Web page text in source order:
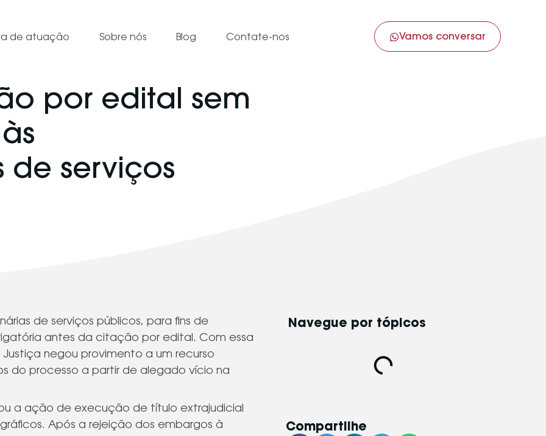
de atuação Sobre nós Blog Contate-nos Vamos conversar
por edital sem
de serviços
de serviços públicos, para fins de
antes da citação por edital. Com essa
Justiça negou provimento a um recurso
do processo a partir de alegado vício na
a ação de execução de título extrajudicial
Após a rejeição dos embargos à
Navegue por tópicos​
Compartilhe